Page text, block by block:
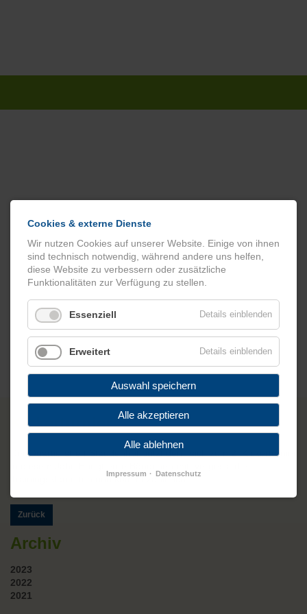
29.03.2019 18:00
Kickerturnier
Der Quartierstreff Staudenhof putzt den Tsich zum 2. Kickerturnier
Trainingsklamotten und kommt zahlreich.
Zurück
Archiv
2023
2022
2021
Cookies & externe Dienste
Wir nutzen Cookies auf unserer Website. Einige von ihnen
sind technisch notwendig, während andere uns helfen,
diese Website zu verbessern oder zusätzliche
Funktionalitäten zur Verfügung zu stellen.
Essenziell Details einblenden
Erweitert Details einblenden
Auswahl speichern
Alle akzeptieren
Alle ablehnen
Impressum Datenschutz